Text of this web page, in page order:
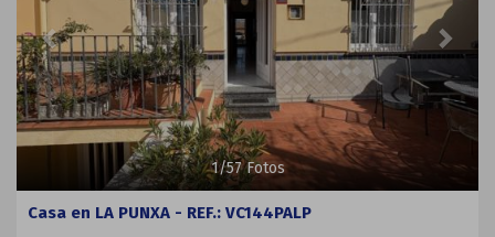
1/57Fotos
Casa en LA PUNXA - REF.: VC144PALP